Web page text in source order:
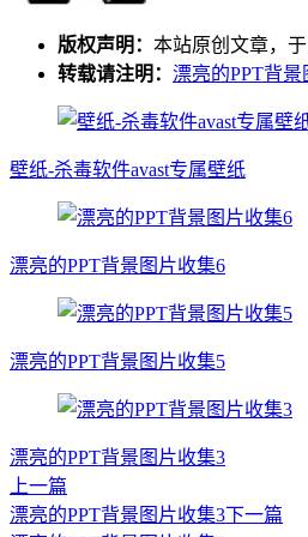
版权声明： 本站原创文章，
转载请注明： 漂亮的PPT背景
壁纸-杀毒软件avast专属壁纸
漂亮的PPT背景图片收集6
漂亮的PPT背景图片收集5
漂亮的PPT背景图片收集3
上一篇
漂亮的PPT背景图片收集3下一篇